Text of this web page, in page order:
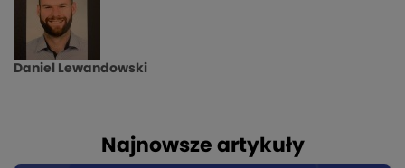
Daniel Lewandowski
Najnowsze artykuły